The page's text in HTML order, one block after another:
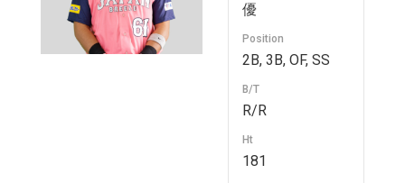
優
Position
2B, 3B, OF, SS
B/T
R/R
Ht
181